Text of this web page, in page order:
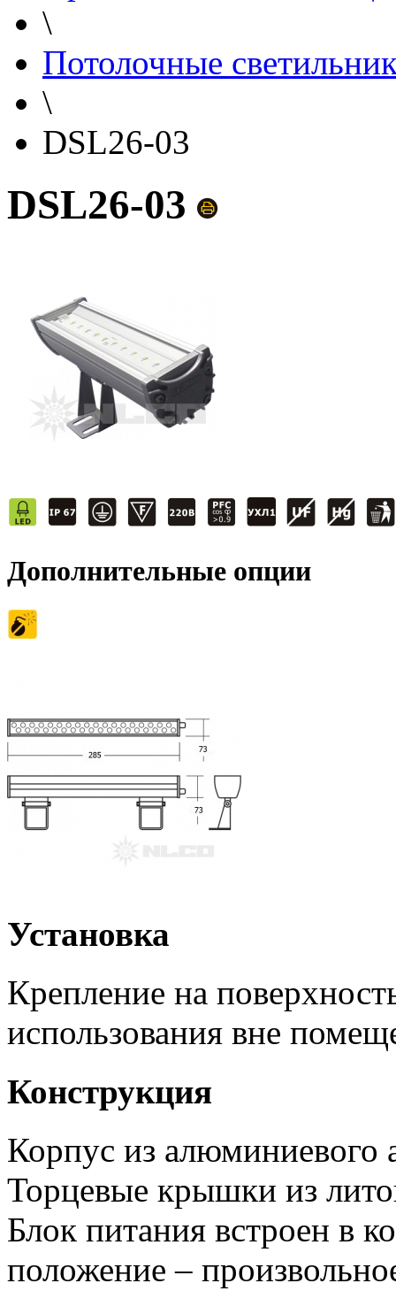
\
Потолочные
\
DSL26-03
DSL26-03
Дополнительные опции
Установка
Крепление на
использования вне
Конструкция
Корпус из алюминиевого
Торцевые крышки из
Блок питания встроен в
положение –